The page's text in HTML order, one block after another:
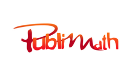
contenu
Publimath